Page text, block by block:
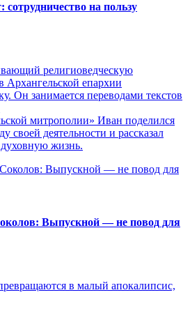
на пользу
религиоведческую
Архангельской епархии
Он занимается переводами текстов
митрополии» Иван поделился
своей деятельности и рассказал
духовную жизнь.
Выпускной — не повод для
в малый апокалипсис,